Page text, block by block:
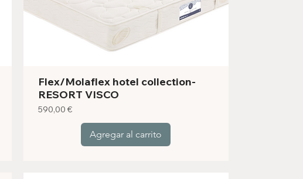
Flex/Molaflex hotel collection-
RESORT VISCO
Precio
590,00 €
Agregar al carrito